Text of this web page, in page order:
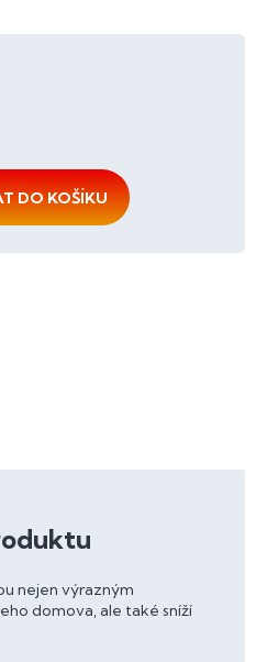
DO KOŠÍKU
nejen výrazným
domova, ale také sníží